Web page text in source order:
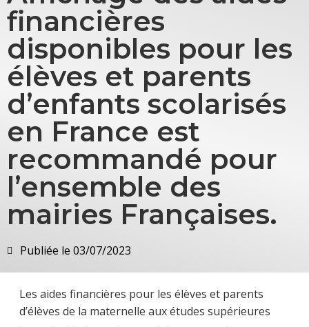
financières
disponibles pour les
élèves et parents
d’enfants scolarisés
en France est
recommandé pour
l’ensemble des
mairies Françaises.
Publiée le 03/07/2023
Les aides financières pour les élèves et parents
d’élèves de la maternelle aux études supérieures